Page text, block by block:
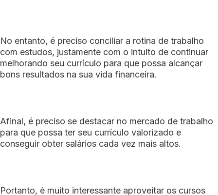
No entanto, é preciso conciliar a rotina de trabalho
com estudos, justamente com o intuito de continuar
melhorando seu currículo para que possa alcançar
bons resultados na sua vida financeira.
Afinal, é preciso se destacar no mercado de trabalho
para que possa ter seu currículo valorizado e
conseguir obter salários cada vez mais altos.
Portanto, é muito interessante aproveitar os cursos